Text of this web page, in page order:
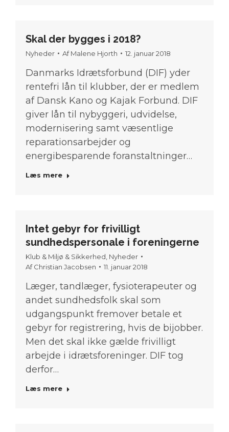
Skal der bygges i 2018?
Nyheder AfMalene Hjorth 12. januar 2018
Danmarks Idrætsforbund (DIF) yder
rentefri lån til klubber, der er medlem
af Dansk Kano og Kajak Forbund. DIF
giver lån til nybyggeri, udvidelse,
modernisering samt væsentlige
reparationsarbejder og
energibesparende foranstaltninger…
Læs mere
Intet gebyr for frivilligt
sundhedspersonale i foreningerne
Klub & Miljø & Sikkerhed Nyheder
AfChristian Jacobsen 11. januar 2018
Læger, tandlæger, fysioterapeuter og
andet sundhedsfolk skal som
udgangspunkt fremover betale et
gebyr for registrering, hvis de bijobber.
Men det skal ikke gælde frivilligt
arbejde i idrætsforeninger. DIF tog
derfor…
Læs mere